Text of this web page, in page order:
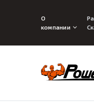
О
компании